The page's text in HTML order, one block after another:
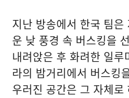
지난 방송에서 한국 팀
운 낮 풍경 속 버스킹을
내려앉은 후 화려한 일
라의 밤거리에서 버스킹
우러진 공간은 그 자체